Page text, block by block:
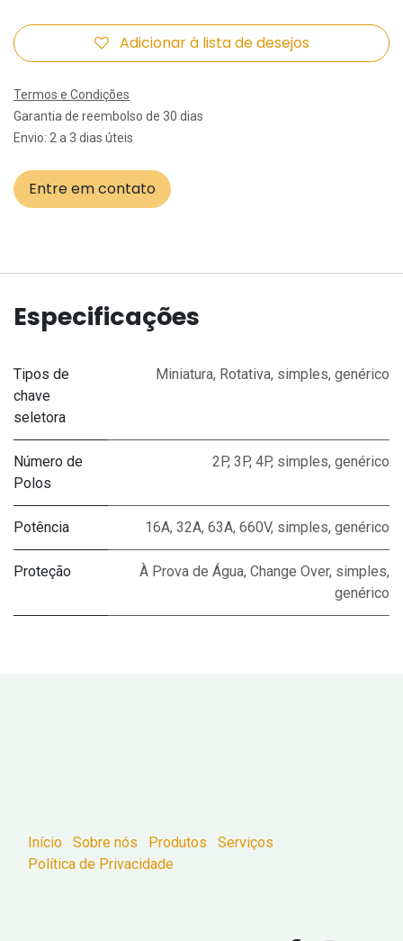
Adicionar à lista de desejos
Termos e Condições
Garantia de reembolso de 30 dias
Envio: 2 a 3 dias úteis
Entre em contato
Especificações
Tipos de
chave
seletora
Miniatura, Rotativa, simples, genérico
Número de
Polos
2P, 3P, 4P, simples, genérico
Potência 16A, 32A, 63A, 660V, simples, genérico
Proteção À Prova de Água, Change Over, simples,
genérico
Início Sobre nós Produtos
Serviços
Política de Privacidade